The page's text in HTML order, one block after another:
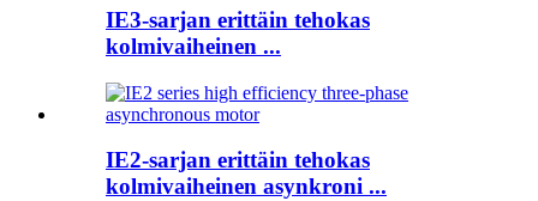
IE3-sarjan erittäin tehokas
kolmivaiheinen ...
IE2-sarjan erittäin tehokas
kolmivaiheinen asynkroni ...